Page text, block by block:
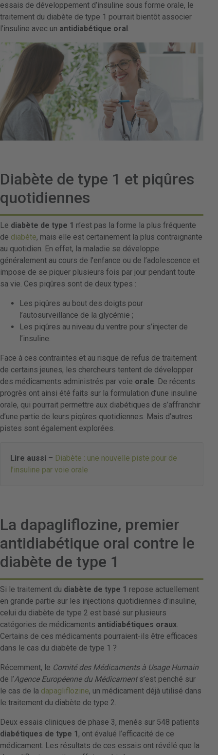
essais de développement d’insuline sous forme orale, le
traitement du diabète de type 1 pourrait bientôt associer
l’insuline avec un antidiabétique oral.
Diabète de type 1 et piqûres
quotidiennes
Le diabète de type 1 n’est pas la forme la plus fréquente
de diabète, mais elle est certainement la plus contraignante
au quotidien. En effet, la maladie se développe
généralement au cours de l’enfance ou de l’adolescence et
impose de se piquer plusieurs fois par jour pendant toute
sa vie. Ces piqûres sont de deux types :
Les piqûres au bout des doigts pour
l’autosurveillance de la glycémie ;
Les piqûres au niveau du ventre pour s’injecter de
l’insuline.
Face à ces contraintes et au risque de refus de traitement
de certains jeunes, les chercheurs tentent de développer
des médicaments administrés par voie orale. De récents
progrès ont ainsi été faits sur la formulation d’une insuline
orale, qui pourrait permettre aux diabétiques de s’affranchir
d’une partie de leurs piqûres quotidiennes. Mais d’autres
pistes sont également explorées.
Lire aussi – Diabète : une nouvelle piste pour de
l’insuline par voie orale
La dapagliflozine, premier
antidiabétique oral contre le
diabète de type 1
Si le traitement du diabète de type 1 repose actuellement
en grande partie sur les injections quotidiennes d’insuline,
celui du diabète de type 2 est basé sur plusieurs
catégories de médicaments antidiabétiques oraux.
Certains de ces médicaments pourraient-ils être efficaces
dans le cas du diabète de type 1 ?
Récemment, le Comité des Médicaments à Usage Humain
de l’Agence Européenne du Médicaments’est penché sur
le cas de la dapagliflozine, un médicament déjà utilisé dans
le traitement du diabète de type 2.
Deux essais cliniques de phase 3, menés sur 548 patients
diabétiques de type 1 , ont évalué l’efficacité de ce
médicament. Les résultats de ces essais ont révélé que la